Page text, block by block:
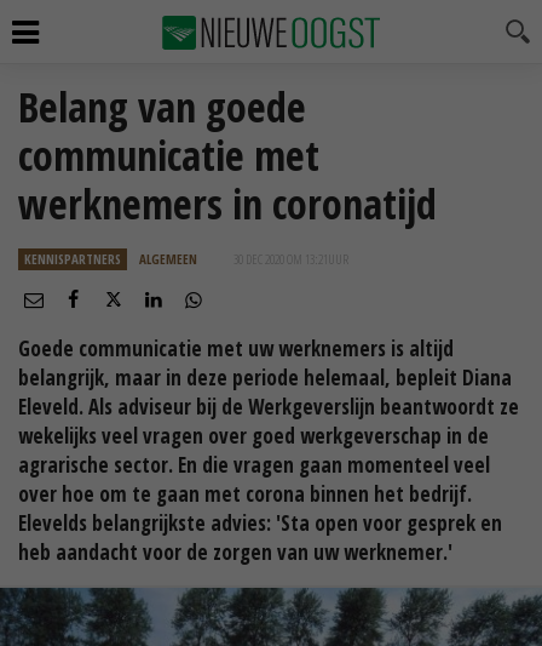
Belang van goede
communicatie met
werknemers in coronatijd
KENNISPARTNERS ALGEMEEN 30 DEC 2020 OM 13:21
Goede communicatie met uw werknemers is altijd
belangrijk, maar in deze periode helemaal, bepleit Diana
Eleveld. Als adviseur bij de Werkgeverslijn beantwoordt ze
wekelijks veel vragen over goed werkgeverschap in de
agrarische sector. En die vragen gaan momenteel veel
over hoe om te gaan met corona binnen het bedrijf.
Elevelds belangrijkste advies: 'Sta open voor gesprek en
heb aandacht voor de zorgen van uw werknemer.'